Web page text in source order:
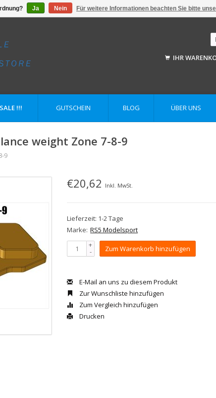
IHR
SALE !!! GUTSCHEIN BLOG ÜBER UNS
weight Zone 7-8-9
9
€20,62 Inkl. MwSt.
Lieferzeit: 1-2 Tage
Marke: RS5 Modelsport
+
- Zum Warenkorb hinzufügen
E-Mail an uns zu diesem Produkt
Zur Wunschliste hinzufügen
Zum Vergleich hinzufügen
Drucken
Ja Nein Für weitere Informationen beachten Sie bitte